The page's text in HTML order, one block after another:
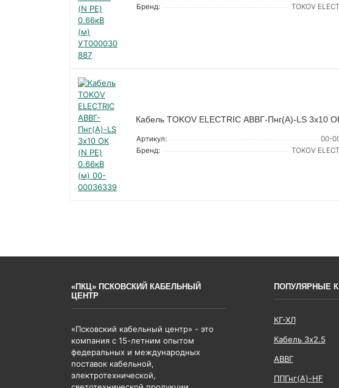
Бренд:
TOKOV
Кабель TOKOV ELECTRIC АВВГ-Пнг(А)-LS 3х10
Артикул:
00-
Бренд:
TOKOV
«ПКЦ» ПСКОВСКИЙ КАБЕЛЬНЫЙ
ЦЕНТР
«Псковский кабельный центр» - это
компания с 15-летним опытом
федеральных и международных
поставок кабельной,
электротехнической,
ПОПУЛЯРНЫЕ
КГ-ХЛ
Кабель 3x2.5
АВВГ
ППГнг(А)-HF